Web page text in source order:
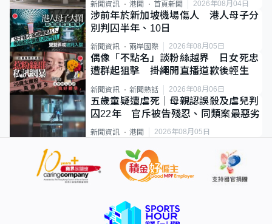
新聞資訊 港聞 首頁新聞 2026年08月04日
涉前年於新加坡機場傷人 港人母子分
別判囚半年、10日
新聞資訊 兩岸國際 2026年08月05日
偶像「不點名」談粉絲越界 日女死忠
遭群起狙擊 掛繩開直播道歉後輕生
新聞資訊 新聞熱話 2026年08月06日
五歲童疑遭虐死｜母親認誤殺及虐兒判
囚22年 官斥被告殘忍、同類案最惡劣
新聞資訊 港聞 2026年08月05日